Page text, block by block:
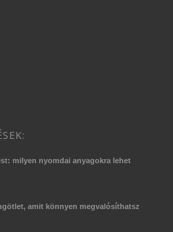
milyen nyomdai anyagokra lehet
amit könnyen megvalósíthatsz